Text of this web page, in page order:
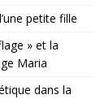
petite fille
» et la
Maria
dans la